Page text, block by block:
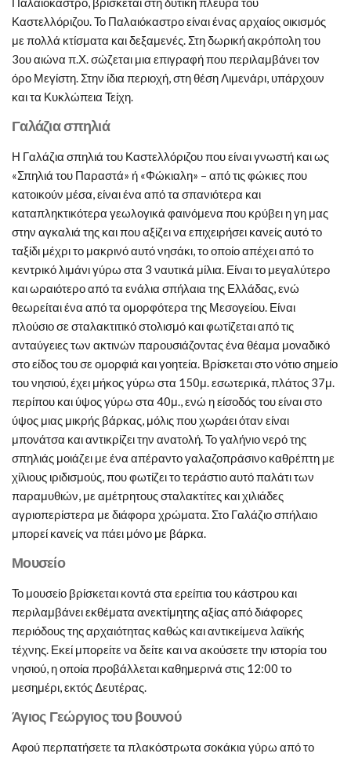
Καστελλόριζου. Το Παλαιόκαστρο είναι ένας αρχαίος οικισμός
με πολλά κτίσματα και δεξαμενές. Στη δωρική ακρόπολη του
3ου αιώνα π.Χ. σώζεται μια επιγραφή που περιλαμβάνει τον
όρο Μεγίστη. Στην ίδια περιοχή, στη θέση Λιμενάρι, υπάρχουν
και τα Κυκλώπεια Τείχη.
Γαλάζια σπηλιά
Η Γαλάζια σπηλιά του Καστελλόριζου που είναι γνωστή και ως
«Σπηλιά του Παραστά» ή «Φώκιαλη» – από τις φώκιες που
κατοικούν μέσα, είναι ένα από τα σπανιότερα και
καταπληκτικότερα γεωλογικά φαινόμενα που κρύβει η γη μας
στην αγκαλιά της και που αξίζει να επιχειρήσει κανείς αυτό το
ταξίδι μέχρι το μακρινό αυτό νησάκι, το οποίο απέχει από το
κεντρικό λιμάνι γύρω στα 3 ναυτικά μίλια. Είναι το μεγαλύτερο
και ωραιότερο από τα ενάλια σπήλαια της Ελλάδας, ενώ
θεωρείται ένα από τα ομορφότερα της Μεσογείου. Είναι
πλούσιο σε σταλακτιτικό στολισμό και φωτίζεται από τις
ανταύγειες των ακτινών παρουσιάζοντας ένα θέαμα μοναδικό
στο είδος του σε ομορφιά και γοητεία. Βρίσκεται στο νότιο σημείο
του νησιού, έχει μήκος γύρω στα 150μ. εσωτερικά, πλάτος 37μ.
περίπου και ύψος γύρω στα 40μ., ενώ η είσοδός του είναι στο
ύψος μιας μικρής βάρκας, μόλις που χωράει όταν είναι
μπονάτσα και αντικρίζει την ανατολή. Το γαλήνιο νερό της
σπηλιάς μοιάζει με ένα απέραντο γαλαζοπράσινο καθρέπτη με
χίλιους ιριδισμούς, που φωτίζει το τεράστιο αυτό παλάτι των
παραμυθιών, με αμέτρητους σταλακτίτες και χιλιάδες
αγριοπερίστερα με διάφορα χρώματα. Στο Γαλάζιο σπήλαιο
μπορεί κανείς να πάει μόνο με βάρκα.
Μουσείο
Το μουσείο βρίσκεται κοντά στα ερείπια του κάστρου και
περιλαμβάνει εκθέματα ανεκτίμητης αξίας από διάφορες
περιόδους της αρχαιότητας καθώς και αντικείμενα λαϊκής
τέχνης. Εκεί μπορείτε να δείτε και να ακούσετε την ιστορία του
νησιού, η οποία προβάλλεται καθημερινά στις 12:00 το
μεσημέρι, εκτός Δευτέρας.
Άγιος Γεώργιος του βουνού
Αφού περπατήσετε τα πλακόστρωτα σοκάκια γύρω από το